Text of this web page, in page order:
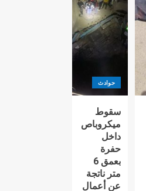
حوادث
سقوط
ميكروباص
داخل
حفرة
بعمق 6
متر ناتجة
عن أعمال